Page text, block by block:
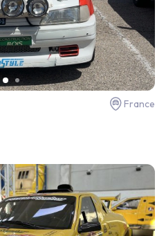
France